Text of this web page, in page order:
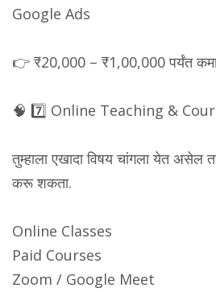
Google Ads
👉 ₹20,000 – ₹1,00,000 पर्यंत
🧠 7️⃣ Online Teaching &
तुम्हाला एखादा विषय चांगला येत
करू शकता.
Online Classes
Paid Courses
Zoom / Google Meet